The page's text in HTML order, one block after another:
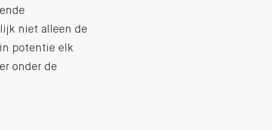
niet alleen de
potentie elk
onder de